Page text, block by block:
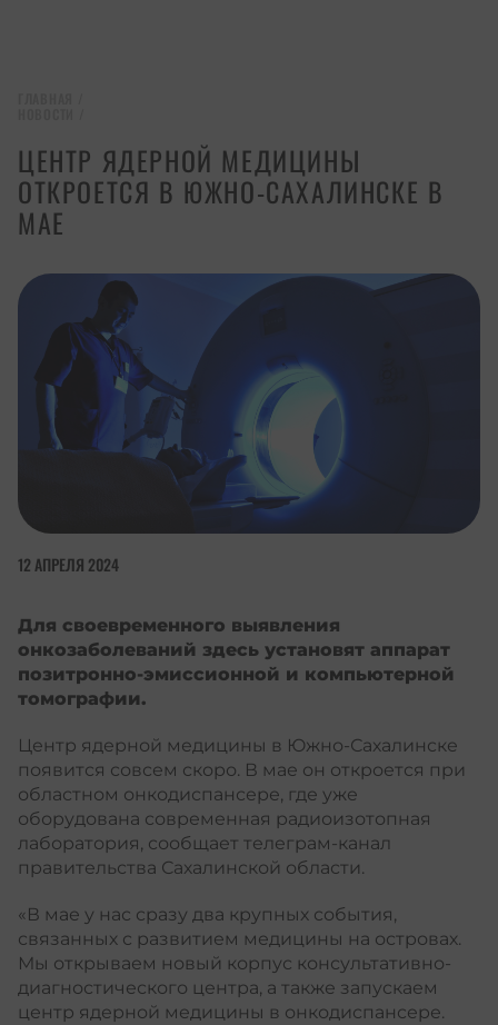
ЦЕНТР ЯДЕРНОЙ МЕДИЦИНЫ
ОТКРОЕТСЯ В ЮЖНО-САХАЛИНСКЕ В
МАЕ
12 АПРЕЛЯ 2024
Для своевременного выявления
онкозаболеваний здесь установят аппарат
позитронно-эмиссионной и компьютерной
томографии.
Центр ядерной медицины в Южно-Сахалинске
появится совсем скоро. В мае он откроется при
областном онкодиспансере, где уже
оборудована современная радиоизотопная
лаборатория, сообщает телеграм-канал
правительства Сахалинской области.
«В мае у нас сразу два крупных события,
связанных с развитием медицины на островах.
Мы открываем новый корпус консультативно-
диагностического центра, а также запускаем
центр ядерной медицины в онкодиспансере.